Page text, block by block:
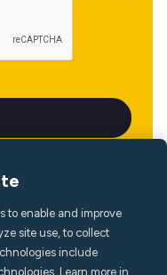
to enable and improve
site use, to collect
include
Learn more in